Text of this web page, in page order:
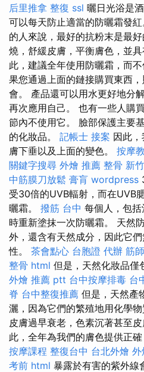
后里推拿 整復 ssl 曬日光浴是
可以每天防止適當的防曬霜發
的人來說，最好的抗粉末是最
燒，舒緩皮膚，平衡膚色，並
此，建議全年使用防曬霜，而
果您通過上面的鏈接購買東西
會。 產品還可以用水更好地分
再次應用自己。 也有一些人購
節內不使用它。 臉部保護主要
的化妝品。 記帳士 接案 因此
膚下垂以及上面的變色。 按摩
關鍵字搜尋 外燴 推薦 整骨 新
中筋膜刀放鬆 膏肓 wordpress
受30倍的UVB輻射，而在UVB
曬霜。 撥筋 台中 每個人，包
時重新塗抹一次防曬霜。 天然
外，還含有天然成分，因此它
性。 茶會點心 台胞證 代辦 筋
整骨 html 但是，天然化妝品僅
外燴 推薦 ptt 台中按摩排毒 台
脊 台中整復推薦 但是，天然產
灑，因為它們的繁殖地用化學
皮膚過早衰老，色素沉著甚至皮
此，全年為我們的膚色提供正確
按摩課程 整復台中 台北外燴 外
考前 html 暴露於有害的紫外線